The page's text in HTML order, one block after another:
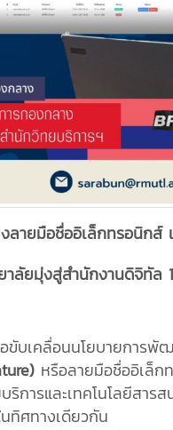
ายมือชื่ออิเล็กทรอนิกส์
าลัยมุ่งสู่สำนักงานดิจิทัล
ขับเคลื่อนนโยบายการพั
หรือลายมือชื่ออิเล็ก
ารและเทคโนโลยีสาร
ทิศทางเดียวกัน